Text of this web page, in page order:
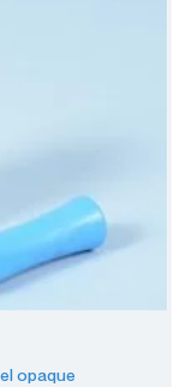
opaque